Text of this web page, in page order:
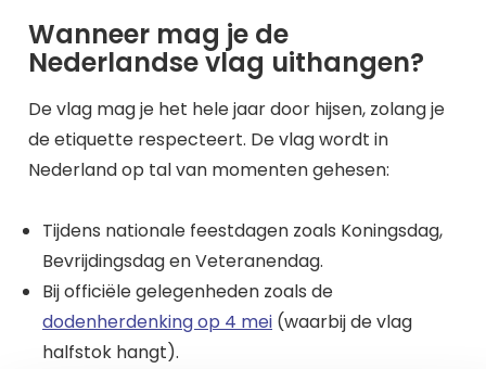
Wanneer mag je de
Nederlandse vlag uithangen?
De vlag mag je het hele jaar door hijsen, zolang je
de etiquette respecteert. De vlag wordt in
Nederland op tal van momenten gehesen:
Tijdens nationale feestdagen zoals Koningsdag,
Bevrijdingsdag en Veteranendag.
Bij officiële gelegenheden zoals de
dodenherdenking op 4 mei (waarbij de vlag
halfstok hangt).